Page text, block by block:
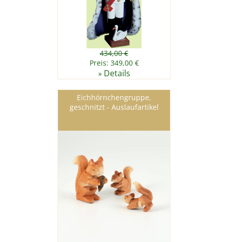
434,00 €
Preis: 349,00 €
» Details
Eichhörnchengruppe,
geschnitzt - Auslaufartikel